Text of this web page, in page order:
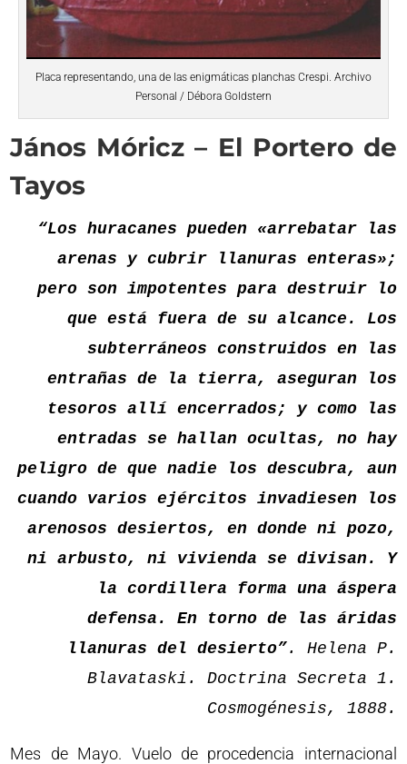
Placa representando, una de las enigmáticas planchas Crespi. Archivo
Personal / Débora Goldstern
János Móricz – El Portero de
Tayos
“Los huracanes pueden «arrebatar las
arenas y cubrir llanuras enteras»;
pero son impotentes para destruir lo
que está fuera de su alcance. Los
subterráneos construidos en las
entrañas de la tierra, aseguran los
tesoros allí encerrados; y como las
entradas se hallan ocultas, no hay
peligro de que nadie los descubra, aun
cuando varios ejércitos invadiesen los
arenosos desiertos, en donde ni pozo,
ni arbusto, ni vivienda se divisan. Y
la cordillera forma una áspera
defensa. En torno de las áridas
llanuras del desierto”. Helena P.
Blavataski. Doctrina Secreta 1.
Cosmogénesis, 1888.
Mes de Mayo. Vuelo de procedencia internacional